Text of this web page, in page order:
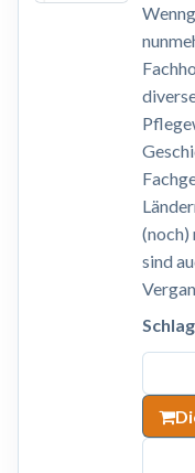
(noch)
sind